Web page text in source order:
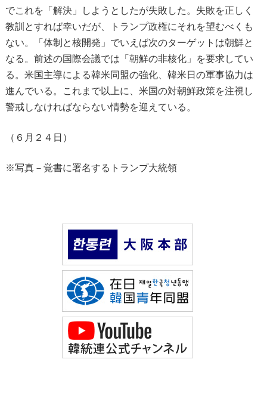
でこれを「解決」しようとしたが失敗した。失敗を正しく
教訓とすれば幸いだが、トランプ政権にそれを望むべくも
ない。「体制と核開発」でいえば次のターゲットは朝鮮と
なる。前述の国際会議では「朝鮮の非核化」を要求してい
る。米国主導による韓米同盟の強化、韓米日の軍事協力は
進んでいる。これまで以上に、米国の対朝鮮政策を注視し
警戒しなければならない情勢を迎えている。
（６月２４日）
※写真－覚書に署名するトランプ大統領